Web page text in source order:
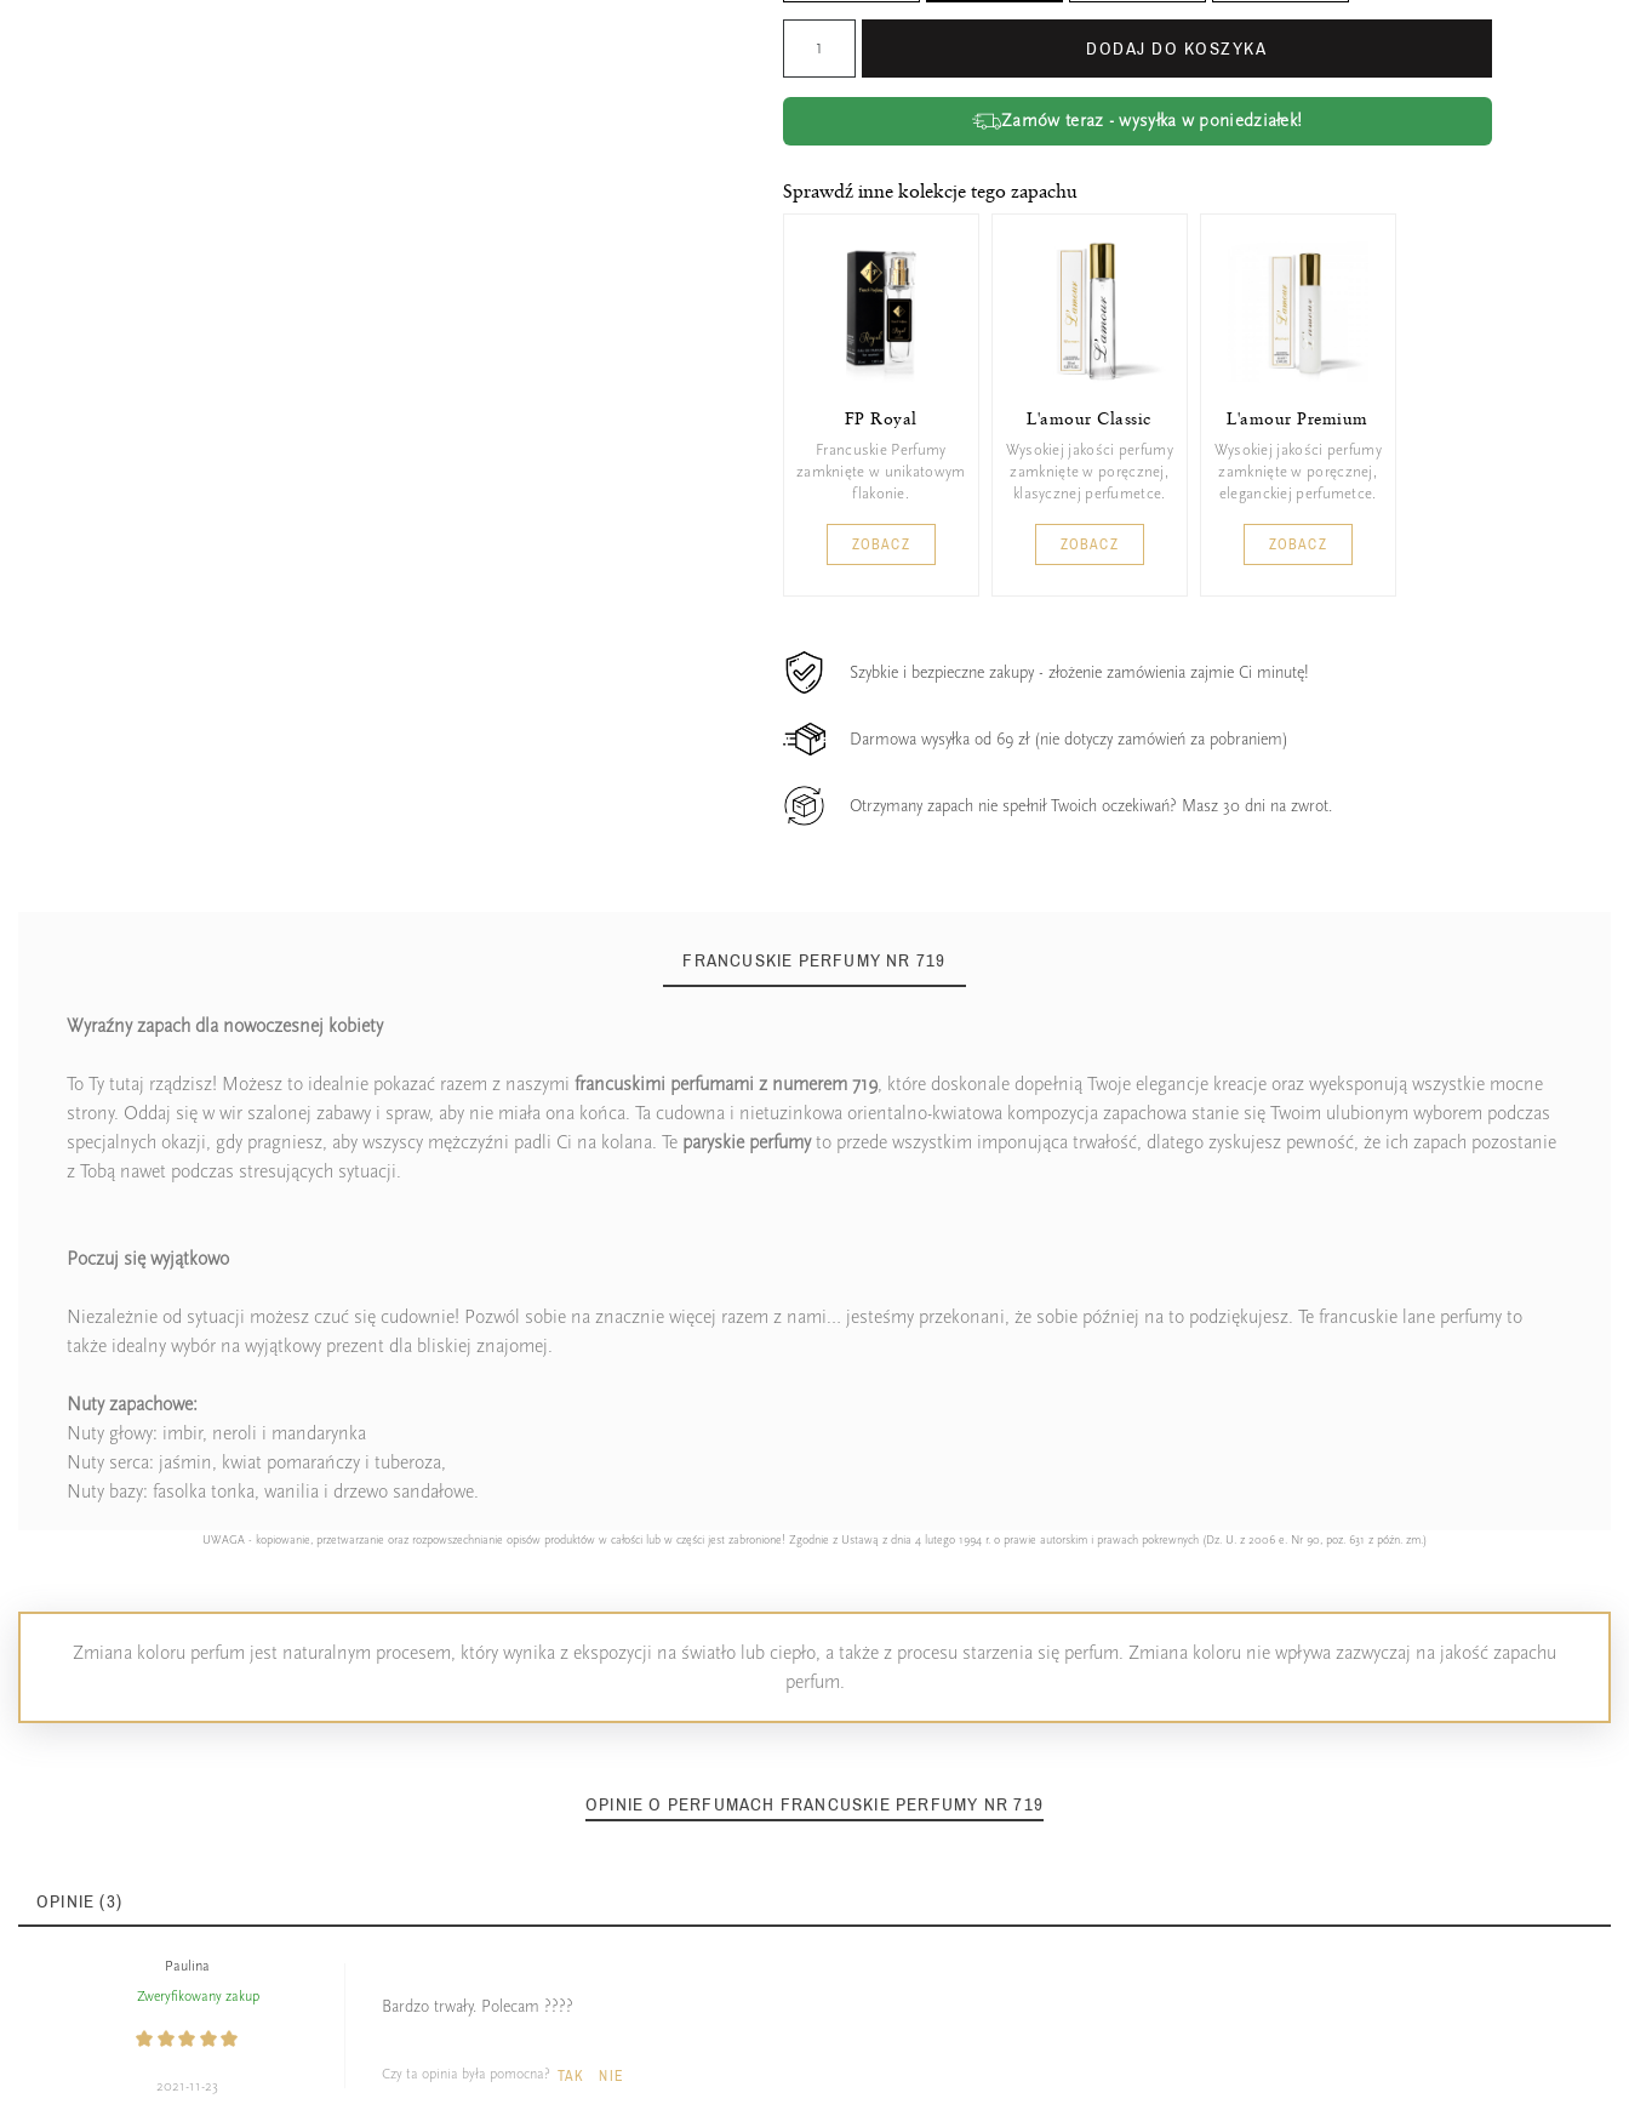
DODAJ DO KOSZYKA
Zamów teraz - wysyłka w poniedziałek!
Sprawdź inne kolekcje tego zapachu
FP Royal
Francuskie Perfumy
zamknięte w unikatowym
flakonie.
ZOBACZ
L'amour Classic
Wysokiej jakości perfumy
zamknięte w poręcznej,
klasycznej perfumetce.
ZOBACZ
L'amour Premium
Wysokiej jakości perfumy
zamknięte w poręcznej,
eleganckiej perfumetce.
ZOBACZ
Szybkie i bezpieczne zakupy - złożenie zamówienia zajmie Ci minutę!
Darmowa wysyłka od 69 zł (nie dotyczy zamówień za pobraniem)
Otrzymany zapach nie spełnił Twoich oczekiwań? Masz 30 dni na zwrot.
FRANCUSKIE PERFUMY NR 719
Wyraźny zapach dla nowoczesnej kobiety
To Ty tutaj rządzisz! Możesz to idealnie pokazać razem z naszymi francuskimi perfumami z numerem 719, które doskonale dopełnią Twoje elegancje kreacje oraz wyeksponują wszystkie mocne
strony. Oddaj się w wir szalonej zabawy i spraw, aby nie miała ona końca. Ta cudowna i nietuzinkowa orientalno-kwiatowa kompozycja zapachowa stanie się Twoim ulubionym wyborem podczas
specjalnych okazji, gdy pragniesz, aby wszyscy mężczyźni padli Ci na kolana. Te paryskie perfumyto przede wszystkim imponująca trwałość, dlatego zyskujesz pewność, że ich zapach pozostanie
z Tobą nawet podczas stresujących sytuacji.
Poczuj się wyjątkowo
Niezależnie od sytuacji możesz czuć się cudownie! Pozwól sobie na znacznie więcej razem z nami… jesteśmy przekonani, że sobie później na to podziękujesz. Te francuskie lane perfumy to
także idealny wybór na wyjątkowy prezent dla bliskiej znajomej.
Nuty zapachowe:
Nuty głowy: imbir, neroli i mandarynka
Nuty serca: jaśmin, kwiat pomarańczy i tuberoza,
Nuty bazy: fasolka tonka, wanilia i drzewo sandałowe.
UWAGA - kopiowanie, przetwarzanie oraz rozpowszechnianie opisów produktów w całości lub w części jest zabronione! Zgodnie z Ustawą z dnia 4 lutego 1994 r. o prawie autorskim i prawach pokrewnych (Dz. U. z 2006 e. Nr 90, poz. 631 z późn. zm.)
Zmiana koloru perfum jest naturalnym procesem, który wynika z ekspozycji na światło lub ciepło, a także z procesu starzenia się perfum. Zmiana koloru nie wpływa zazwyczaj na jakość zapachu
perfum.
OPINIE O PERFUMACH FRANCUSKIE PERFUMY NR 719
OPINIE (3)
Paulina
Zweryfikowany zakup
2021-11-23
Bardzo trwały. Polecam ????
Czy ta opinia była pomocna? TAK NIE